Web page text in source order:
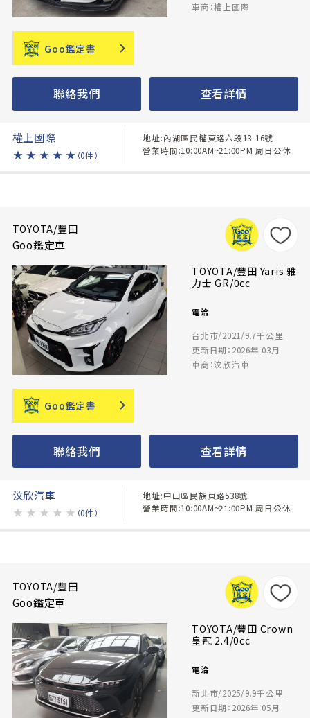
車商：權上國際
Goo鑑定書
聯絡我們 查看詳情
權上國際
★ ★ ★ ★ ★ （0件）
地址:內湖區民權東路六段13-16號
營業時間:10:00AM~21:00PM 周日公休
TOYOTA/豐田
Goo鑑定車
TOYOTA/豐田 Yaris 雅
力士 GR/0cc
電洽
台北市/2021/9.7千公里
更新日期：2026年 03月
車商：汶欣汽車
Goo鑑定書
聯絡我們 查看詳情
汶欣汽車
★ ★ ★ ★ ★ （0件）
地址:中山區民族東路538號
營業時間:10:00AM~21:00PM 周日公休
TOYOTA/豐田
Goo鑑定車
TOYOTA/豐田 Crown
皇冠 2.4/0cc
電洽
新北市/2025/9.9千公里
更新日期：2026年 05月